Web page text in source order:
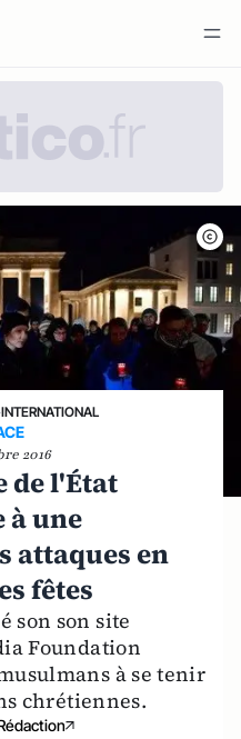
INTERNATIONAL
2016
de l'État
à une
attaques en
fêtes
son son site
Foundation
à se tenir
chrétiennes.